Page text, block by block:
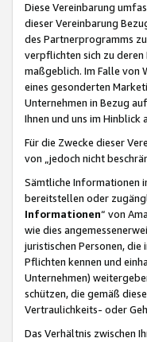
Diese Vereinbarung
dieser Vereinbarung
des Partnerprogramms
verpflichten sich zu deren
maßgeblich. Im Falle von
eines gesonderten
Unternehmen in Bezug
Ihnen und uns im
Für die Zwecke dieser
von „jedoch nicht
Sämtliche Informationen
bereitstellen oder
Informationen“ von
wie dies
juristischen Personen,
Pflichten kennen und
Unternehmen)
schützen, die gemäß
Vertraulichkeits- oder
Das Verhältnis zwischen